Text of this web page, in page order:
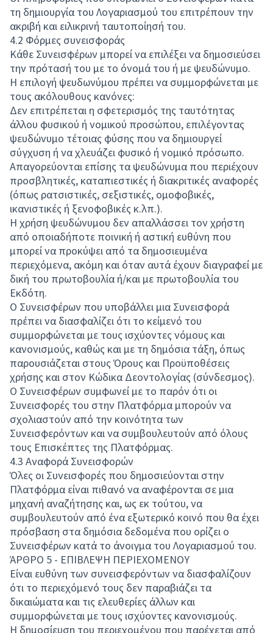
τη δημιουργία του Λογαριασμού του επιτρέπουν την
ακριβή και ειλικρινή ταυτοποίησή του.
4.2 Φόρμες συνεισφοράς
Κάθε Συνεισφέρων μπορεί να επιλέξει να δημοσιεύσει
την πρότασή του με το όνομά του ή με ψευδώνυμο.
Η επιλογή ψευδωνύμου πρέπει να συμμορφώνεται με
τους ακόλουθους κανόνες:
Δεν επιτρέπεται η σφετερισμός της ταυτότητας
άλλου φυσικού ή νομικού προσώπου, επιλέγοντας
ψευδώνυμο τέτοιας φύσης που να δημιουργεί
σύγχυση ή να χλευάζει φυσικό ή νομικό πρόσωπο.
Απαγορεύονται επίσης τα ψευδώνυμα που περιέχουν
προσβλητικές, καταπιεστικές ή διακριτικές αναφορές
(όπως ρατσιστικές, σεξιστικές, ομοφοβικές,
ικανιστικές ή ξενοφοβικές κ.λπ.).
Η χρήση ψευδώνυμου δεν απαλλάσσει τον χρήστη
από οποιαδήποτε ποινική ή αστική ευθύνη που
μπορεί να προκύψει από τα δημοσιευμένα
περιεχόμενα, ακόμη και όταν αυτά έχουν διαγραφεί με
δική του πρωτοβουλία ή/και με πρωτοβουλία του
Εκδότη.
Ο Συνεισφέρων που υποβάλλει μια Συνεισφορά
πρέπει να διασφαλίζει ότι το κείμενό του
συμμορφώνεται με τους ισχύοντες νόμους και
κανονισμούς, καθώς και με τη δημόσια τάξη, όπως
παρουσιάζεται στους Όρους και Προϋποθέσεις
χρήσης και στον Κώδικα Δεοντολογίας (σύνδεσμος).
Ο Συνεισφέρων συμφωνεί με το παρόν ότι οι
Συνεισφορές του στην Πλατφόρμα μπορούν να
σχολιαστούν από την κοινότητα των
Συνεισφερόντων και να συμβουλευτούν από όλους
τους Επισκέπτες της Πλατφόρμας.
4.3 Αναφορά Συνεισφορών
Όλες οι Συνεισφορές που δημοσιεύονται στην
Πλατφόρμα είναι πιθανό να αναφέρονται σε μια
μηχανή αναζήτησης και, ως εκ τούτου, να
συμβουλευτούν από ένα εξωτερικό κοινό που θα έχει
πρόσβαση στα δημόσια δεδομένα που ορίζει ο
Συνεισφέρων κατά το άνοιγμα του Λογαριασμού του.
ΆΡΘΡΟ 5 - ΕΠΙΒΛΕΨΗ ΠΕΡΙΕΧΟΜΕΝΟΥ
Είναι ευθύνη των συνεισφερόντων να διασφαλίζουν
ότι το περιεχόμενό τους δεν παραβιάζει τα
δικαιώματα και τις ελευθερίες άλλων και
συμμορφώνεται με τους ισχύοντες κανονισμούς.
Η δημοσίευση του περιεχομένου που παρέχεται από